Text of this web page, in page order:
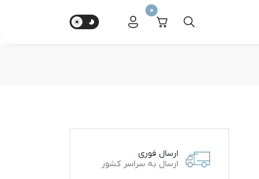
0
ارسال فوری
ارسال به سراسر کشور